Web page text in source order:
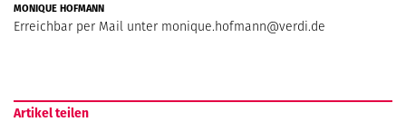
MONIQUE HOFMANN
Erreichbar per Mail unter monique.hofmann@verdi.de
Artikel teilen